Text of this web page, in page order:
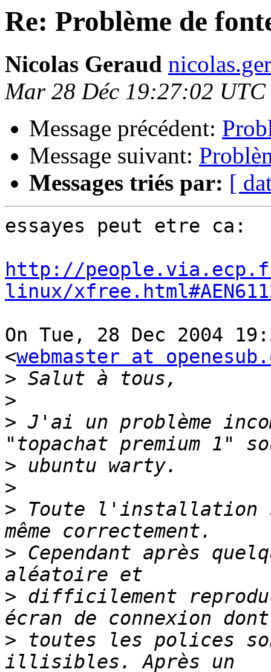
Re: Problème de
Nicolas Geraud
Mar 28 Déc 19:27:02 UTC
Message précédent:
Message suivant:
Messages triés par: [
essayes peut etre ca:
http://
linux/
On Tue, 28 Dec 2004
<webmaster at
>
>
> J'ai un problème
>
>
> Toute l'installation
> Cependant après
> difficilement
> toutes les polices